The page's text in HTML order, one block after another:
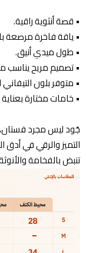
•⁠ ⁠قصة أنثوية راقية.
•⁠ ⁠ياقة فاخرة مرصعة
•⁠ ⁠طول ميدي أنيق.
•⁠ ⁠تصميم مريح يناسب
•⁠ ⁠متوفر بلون
•⁠ ⁠خامات مختارة
جُود ليس مجرد
التميز والرقي في أدق
تنبض بالفخامة